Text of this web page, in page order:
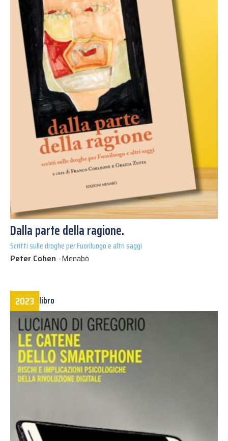
Dalla parte della ragione.
Scritti sulle droghe per Fuoriluogo e altri saggi
Peter Cohen -Menabò
2023 libro